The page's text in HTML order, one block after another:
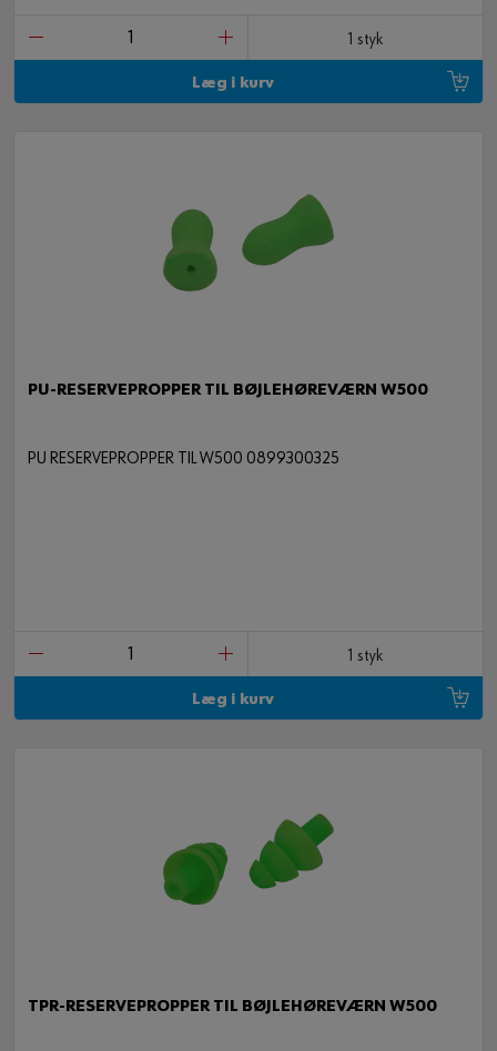
1 styk
Læg i kurv
PU-RESERVEPROPPER TIL BØJLEHØREVÆRN W500
PU RESERVEPROPPER TIL W500 0899300325
1 styk
Læg i kurv
TPR-RESERVEPROPPER TIL BØJLEHØREVÆRN W500